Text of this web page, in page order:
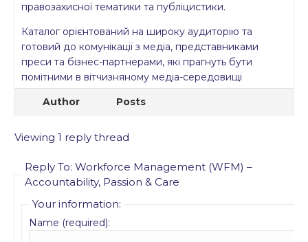
правозахисної тематики та публіцистики.
Каталог орієнтований на широку аудиторію та
готовий до комунікації з медіа, представниками
преси та бізнес-партнерами, які прагнуть бути
помітними в вітчизняному медіа-середовищі
Author
Posts
Viewing 1 reply thread
Reply To: Workforce Management (WFM) –
Accountability, Passion & Care
Your information:
Name (required):